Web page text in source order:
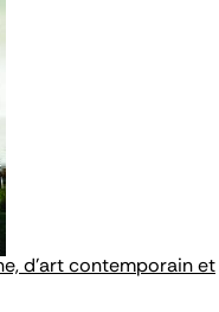
d'art contemporain et